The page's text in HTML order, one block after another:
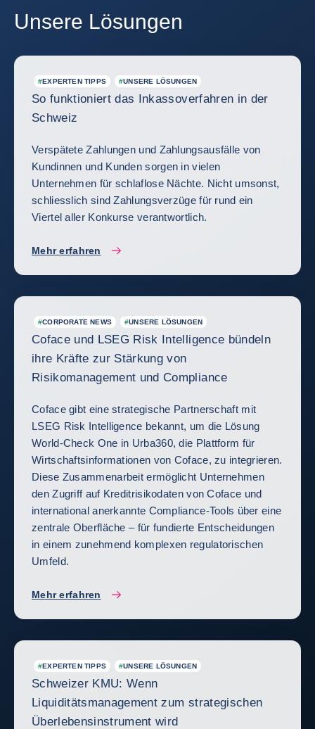
Unsere Lösungen
#EXPERTEN TIPPS #UNSERE LÖSUNGEN
So funktioniert das Inkassoverfahren in der
Schweiz
Verspätete Zahlungen und Zahlungsausfälle von
Kundinnen und Kunden sorgen in vielen
Unternehmen für schlaflose Nächte. Nicht umsonst,
schliesslich sind Zahlungsverzüge für rund ein
Viertel aller Konkurse verantwortlich.
Mehr erfahren
#CORPORATE NEWS #UNSERE LÖSUNGEN
Coface und LSEG Risk Intelligence bündeln
ihre Kräfte zur Stärkung von
Risikomanagement und Compliance
Coface gibt eine strategische Partnerschaft mit
LSEG Risk Intelligence bekannt, um die Lösung
World-Check One in Urba360, die Plattform für
Wirtschaftsinformationen von Coface, zu integrieren.
Diese Zusammenarbeit ermöglicht Unternehmen
den Zugriff auf Kreditrisikodaten von Coface und
international anerkannte Compliance-Tools über eine
zentrale Oberfläche – für fundierte Entscheidungen
in einem zunehmend komplexen regulatorischen
Umfeld.
Mehr erfahren
#EXPERTEN TIPPS #UNSERE LÖSUNGEN
Schweizer KMU: Wenn
Liquiditätsmanagement zum strategischen
Überlebensinstrument wird